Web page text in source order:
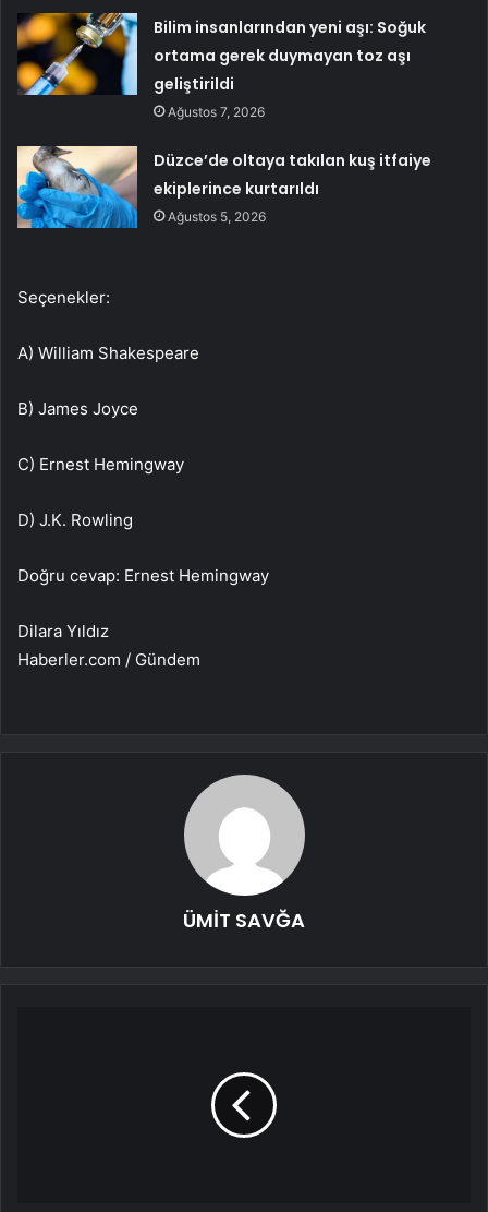
Bilim insanlarından yeni aşı: Soğuk
ortama gerek duymayan toz aşı
geliştirildi
Ağustos 7, 2026
Düzce’de oltaya takılan kuş itfaiye
ekiplerince kurtarıldı
Ağustos 5, 2026
Seçenekler:
A) William Shakespeare
B) James Joyce
C) Ernest Hemingway
D) J.K. Rowling
Doğru cevap: Ernest Hemingway
Dilara Yıldız
Haberler.com / Gündem
ÜMİT SAVĞA